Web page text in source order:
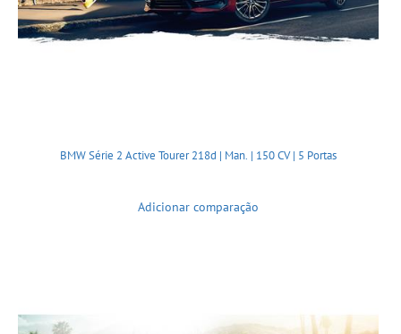
BMW Série 2 Active Tourer 218d | Man. | 150 CV | 5 Portas
Adicionar comparação